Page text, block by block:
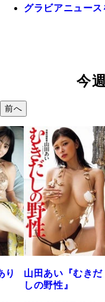
グラビアニュー
今
前へ
だ
麻倉瑞季『夏がそ
うさせた』